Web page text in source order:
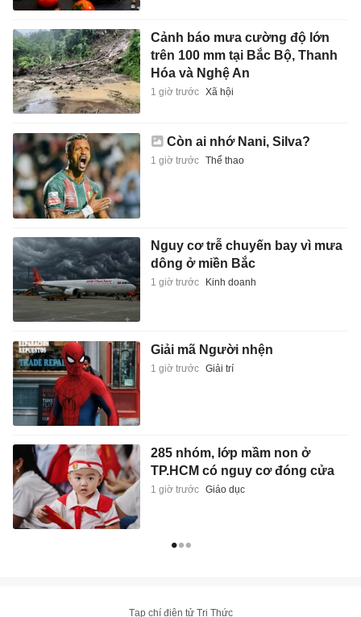
Cảnh báo mưa cường độ lớn
trên 100 mm tại Bắc Bộ, Thanh
Hóa và Nghệ An
1 giờ trước Xã hội
Còn ai nhớ Nani, Silva?
1 giờ trước Thể thao
Nguy cơ trễ chuyến bay vì mưa
dông ở miền Bắc
1 giờ trước Kinh doanh
Giải mã Người nhện
1 giờ trước Giải trí
285 nhóm, lớp mầm non ở
TP.HCM có nguy cơ đóng cửa
1 giờ trước Giáo dục
Tạp chí điện tử Tri Thức